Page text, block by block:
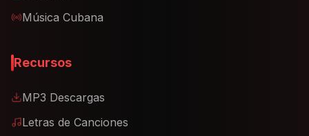
Música Cubana
Recursos
MP3 Descargas
Letras de Canciones